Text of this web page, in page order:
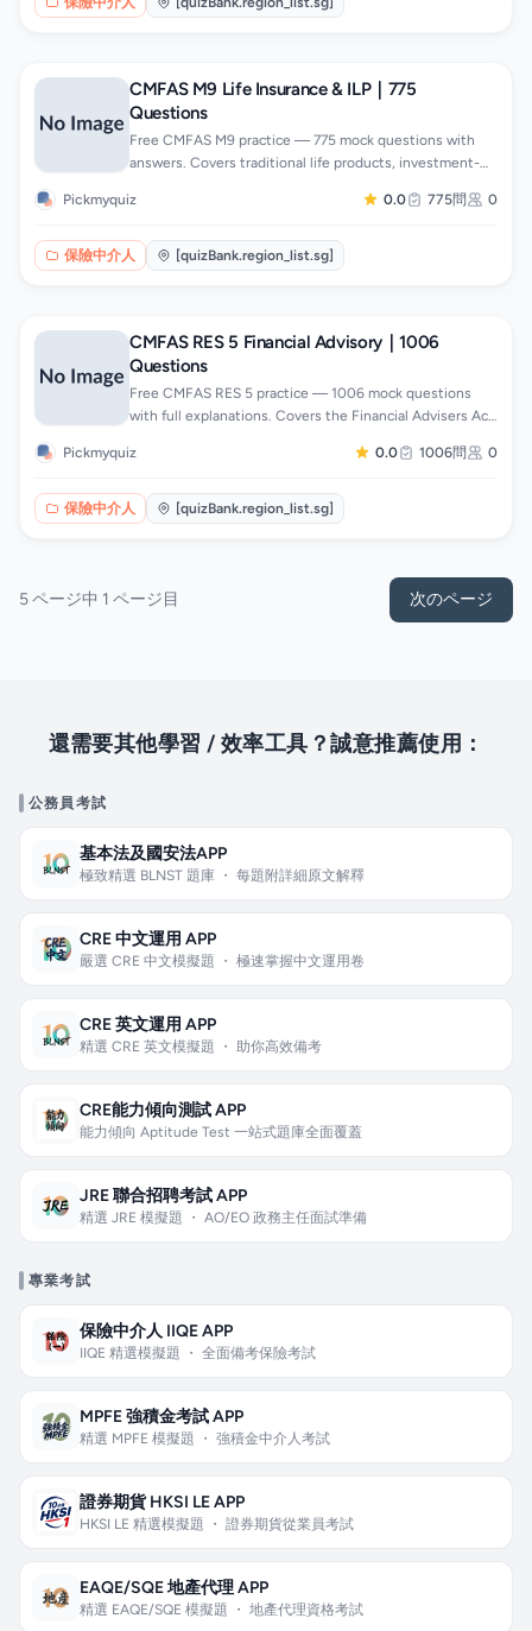
CMFAS M9 Life Insurance & ILP｜775
Questions
Free CMFAS M9 practice — 775 mock questions with
answers. Covers traditional life products, investment-
Pickmyquiz
0.0 775問 0
保險中介人 [quizBank.region_list.sg]
CMFAS RES 5 Financial Advisory｜1006
Questions
Free CMFAS RES 5 practice — 1006 mock questions
with full explanations. Covers the Financial Advisers Act,
Pickmyquiz
0.0 1006問 0
保險中介人 [quizBank.region_list.sg]
5 ページ中 1 ページ目 次のページ
還需要其他學習 / 效率工具？誠意推薦使用：
公務員考試
基本法及國安法APP
極致精選 BLNST 題庫 ・ 每題附詳細原文解釋
CRE 中文運用 APP
嚴選 CRE 中文模擬題 ・ 極速掌握中文運用卷
CRE 英文運用 APP
精選 CRE 英文模擬題 ・ 助你高效備考
CRE能力傾向測試 APP
能力傾向 Aptitude Test 一站式題庫全面覆蓋
JRE 聯合招聘考試 APP
精選 JRE 模擬題 ・ AO/EO 政務主任面試準備
專業考試
保險中介人 IIQE APP
IIQE 精選模擬題 ・ 全面備考保險考試
MPFE 強積金考試 APP
精選 MPFE 模擬題 ・ 強積金中介人考試
證券期貨 HKSI LE APP
HKSI LE 精選模擬題 ・ 證券期貨從業員考試
EAQE/SQE 地產代理 APP
精選 EAQE/SQE 模擬題 ・ 地產代理資格考試